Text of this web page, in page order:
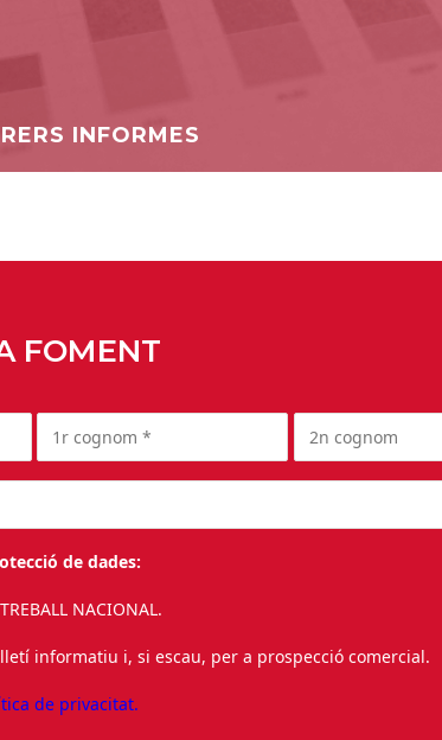
INFORMES
FOMENT
de dades:
NACIONAL.
informatiu i, si escau, per a prospecció comercial.
de privacitat.